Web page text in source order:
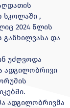
სკოლაში ,
2024 წლის
განხილვასა და
უძღვოდა
ადგილობრივი
ადგილობრივმა